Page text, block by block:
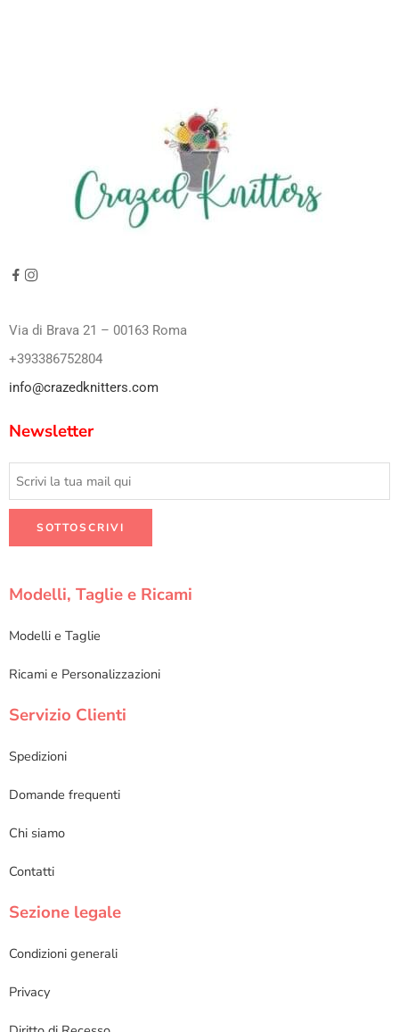
Via di Brava 21 – 00163 Roma
+393386752804
info@crazedknitters.com
Newsletter
Modelli, Taglie e Ricami
Modelli e Taglie
Ricami e Personalizzazioni
Servizio Clienti
Spedizioni
Domande frequenti
Chi siamo
Contatti
Sezione legale
Condizioni generali
Privacy